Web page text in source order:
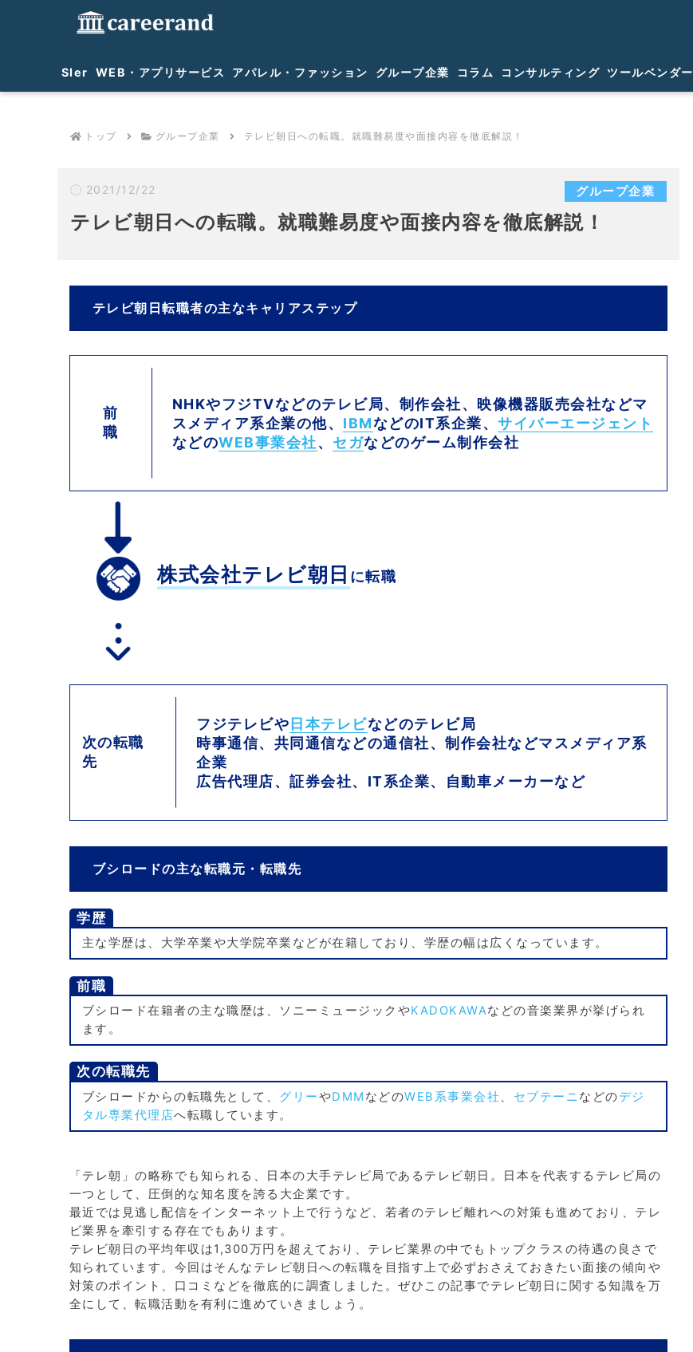
SIer WEB・アプリサービス アパレル・ファッション グループ企業 コラム コンサルティング ツールベンダー
トップ グループ企業 テレビ朝日への転職。就職難易度や面接内容を徹底解説！
2021/12/22 グループ企業
テレビ朝日への転職。就職難易度や面接内容を徹底解説！
テレビ朝日転職者の主なキャリアステップ
前
職
NHKやフジTVなどのテレビ局、制作会社、映像機器販売会社などマ
スメディア系企業の他、 IBMなどのIT系企業、サイバーエージェント
などのWEB事業会社、 セガなどのゲーム制作会社
株式会社テレビ朝日 に転職
次の転職
先
フジテレビや日本テレビなどのテレビ局
時事通信、共同通信などの通信社、制作会社などマスメディア系
企業
広告代理店、証券会社、IT系企業、自動車メーカーなど
ブシロードの主な転職元・転職先
学歴
主な学歴は、大学卒業や大学院卒業などが在籍しており、学歴の幅は広くなっています。
前職
ブシロード在籍者の主な職歴は、ソニーミュージックやKADOKAWAなどの音楽業界が挙げられ
ます。
次の転職先
ブシロードからの転職先として、 グリーやDMM などのWEB系事業会社 、 セプテーニなどのデジ
タル専業代理店へ転職しています。
「テレ朝」の略称でも知られる、日本の大手テレビ局であるテレビ朝日。日本を代表するテレビ局の
一つとして、圧倒的な知名度を誇る大企業です。
最近では見逃し配信をインターネット上で行うなど、若者のテレビ離れへの対策も進めており、テレ
ビ業界を牽引する存在でもあります。
テレビ朝日の平均年収は1,300万円を超えており、テレビ業界の中でもトップクラスの待遇の良さで
知られています。今回はそんなテレビ朝日への転職を目指す上で必ずおさえておきたい面接の傾向や
対策のポイント、口コミなどを徹底的に調査しました。ぜひこの記事でテレビ朝日に関する知識を万
全にして、転職活動を有利に進めていきましょう。